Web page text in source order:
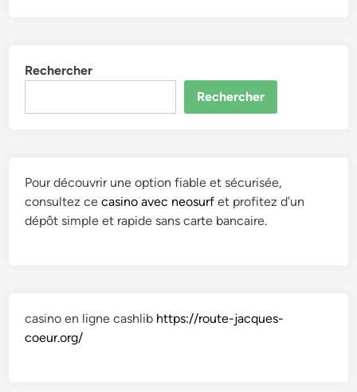
Rechercher
Rechercher
Pour découvrir une option fiable et sécurisée,
consultez cecasino avec neosurf et profitez d’un
dépôt simple et rapide sans carte bancaire.
casino en ligne cashlib https://route-jacques-
coeur.org/